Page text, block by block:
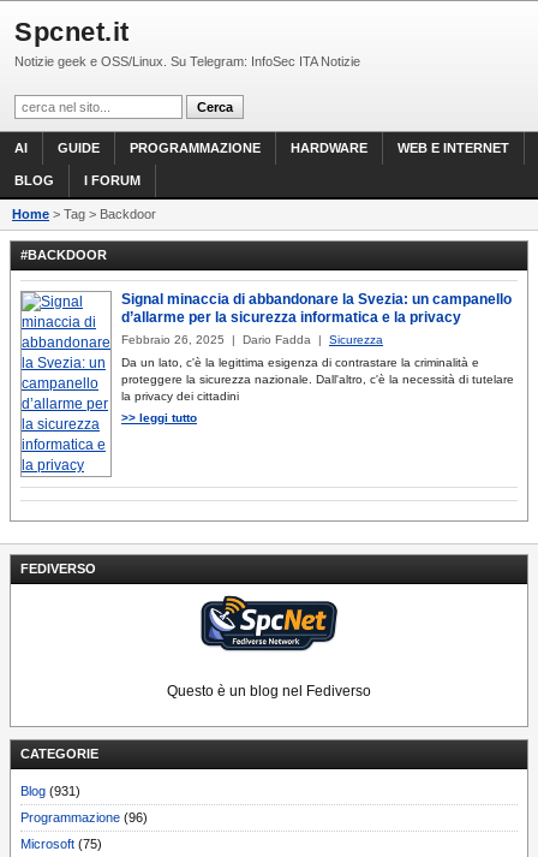
Spcnet.it
Notizie geek e OSS/Linux. Su Telegram: InfoSec ITA Notizie
AI GUIDE PROGRAMMAZIONE HARDWARE WEB E INTERNET
BLOG I FORUM
Home > Tag > Backdoor
FEDIVERSO
Questo è un blog nel Fediverso
CATEGORIE
Blog (931)
Programmazione (96)
Microsoft (75)
#BACKDOOR
Signal minaccia di abbandonare la Svezia: un campanello
d’allarme per la sicurezza informatica e la privacy
Febbraio 26, 2025 | Dario Fadda | Sicurezza
Da un lato, c'è la legittima esigenza di contrastare la criminalità e
proteggere la sicurezza nazionale. Dall'altro, c'è la necessità di tutelare
la privacy dei cittadini
>> leggi tutto